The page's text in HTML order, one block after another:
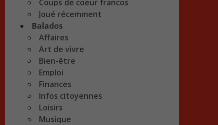
Coups de coeur francos
Joué récemment
Balados
Affaires
Art de vivre
Bien-être
Emploi
Finances
Infos citoyennes
Loisirs
Musique